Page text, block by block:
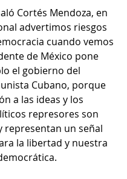
Cortés Mendoza, en
advertimos riesgos
cuando vemos
de México pone
el gobierno del
Cubano, porque
a las ideas y los
represores son
representan un señal
la libertad y nuestra